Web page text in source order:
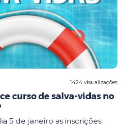
1424 visualizações
curso de salva-vidas no
5 de janeiro as inscrições